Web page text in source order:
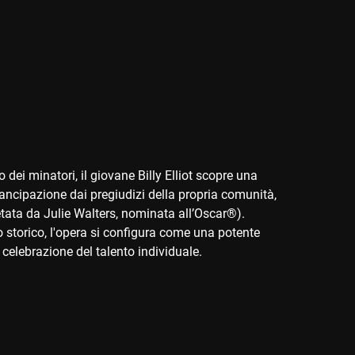
dei minatori, il giovane Billy Elliot scopre una
dai pregiudizi della propria comunità,
da Julie Walters, nominata all’Oscar®).
l'opera si configura come una potente
del talento individuale.